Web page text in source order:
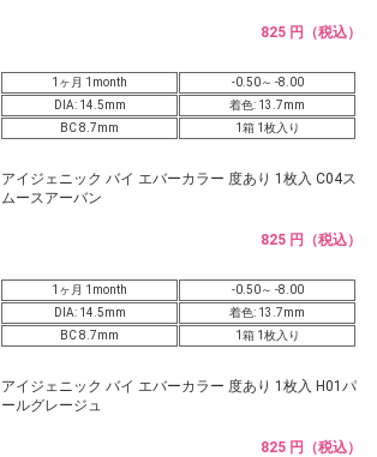
825 円（税込）
1ヶ月 1month
-0.50～ -8.00
DIA: 14.5mm
着色: 13.7mm
BC 8.7mm
1箱 1枚入り
アイジェニック バイ エバーカラー 度あり 1枚入 C04ス
ムースアーバン
825 円（税込）
1ヶ月 1month
-0.50～ -8.00
DIA: 14.5mm
着色: 13.7mm
BC 8.7mm
1箱 1枚入り
アイジェニック バイ エバーカラー 度あり 1枚入 H01パ
ールグレージュ
825 円（税込）